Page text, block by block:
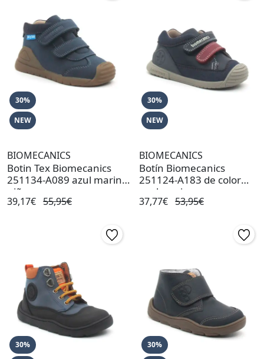
30%
NEW
BIOMECANICS
Botin Tex Biomecanics
251134-A089 azul marino
niño
39,17€ 55,95€
30%
NEW
BIOMECANICS
Botín Biomecanics
251124-A183 de color
azul marino
37,77€ 53,95€
30%
30%